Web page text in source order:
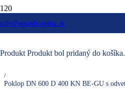
info@aquashopping.sk
Produkt Produkt bol pridaný do košíka.
Kanalizačné systémy
Poklopy na šachty
/
/
Poklop DN 600 D 400 KN BE-GU s